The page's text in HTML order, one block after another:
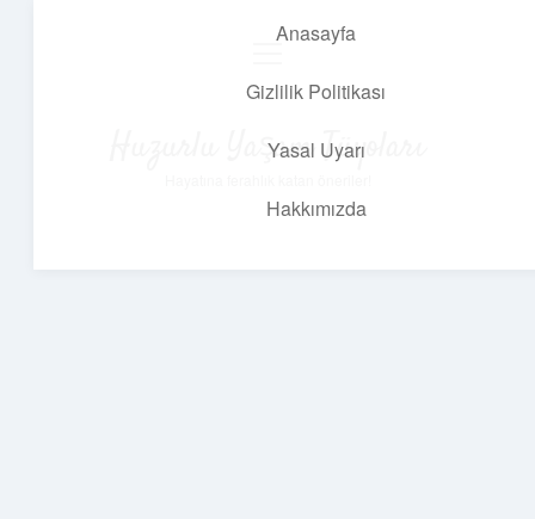
Anasayfa
Gizlilik Politikası
Yasal Uyarı
Hakkımızda
Huzurlu Yaşam Tüyoları